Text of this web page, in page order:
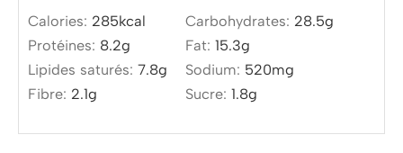
Calories: 285kcal Carbohydrates: 28.5g
Protéines: 8.2g Fat: 15.3g
Lipides saturés: 7.8g Sodium: 520mg
Fibre: 2.1g Sucre: 1.8g